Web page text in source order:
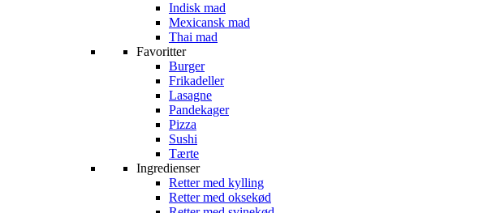
Indisk mad
Mexicansk mad
Thai mad
Favoritter
Burger
Frikadeller
Lasagne
Pandekager
Pizza
Sushi
Tærte
Ingredienser
Retter med kylling
Retter med oksekød